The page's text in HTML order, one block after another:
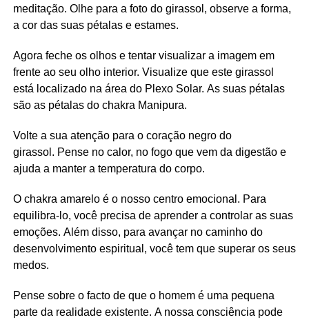
meditação. Olhe para a foto do girassol, observe a forma,
a cor das suas pétalas e estames.
Agora feche os olhos e tentar visualizar a imagem em
frente ao seu olho interior. Visualize que este girassol
está localizado na área do Plexo Solar. As suas pétalas
são as pétalas do chakra Manipura.
Volte a sua atenção para o coração negro do
girassol. Pense no calor, no fogo que vem da digestão e
ajuda a manter a temperatura do corpo.
O chakra amarelo é o nosso centro emocional. Para
equilibra-lo, você precisa de aprender a controlar as suas
emoções. Além disso, para avançar no caminho do
desenvolvimento espiritual, você tem que superar os seus
medos.
Pense sobre o facto de que o homem é uma pequena
parte da realidade existente. A nossa consciência pode